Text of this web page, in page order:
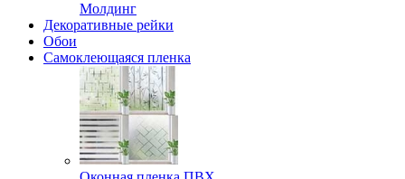
Молдинг
Декоративные рейки
Обои
Самоклеющаяся пленка